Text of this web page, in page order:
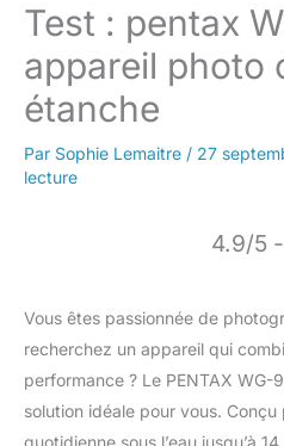
Test : pentax
appareil photo
étanche
Par Sophie Lemaitre / 27
lecture
4.9/5
Vous êtes passionnée de
recherchez un appareil qui
performance ? Le PENTAX
solution idéale pour vous.